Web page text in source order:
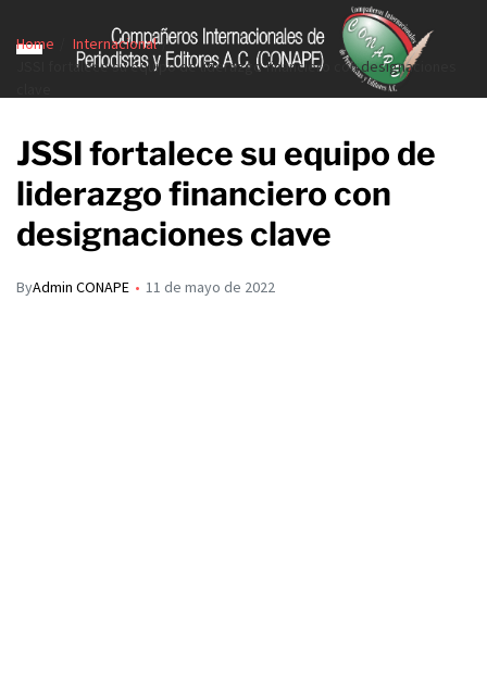
Home
Internacional
JSSI fortalece su equipo de liderazgo financiero con designaciones
JSSI fortalece su equipo de
liderazgo financiero con
designaciones clave
ByAdmin CONAPE 11 de mayo de 2022